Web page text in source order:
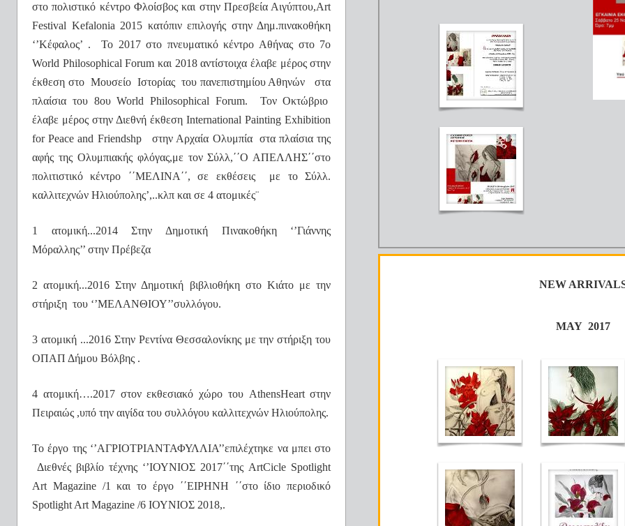
στο πολιστικό κέντρο Φλοίσβος και στην Πρεσβεία Αιγύπτου,Αrt
Festival Kefalonia 2015 κατόπιν επιλογής στην Δημ.πινακοθήκη
‘’Κέφαλος’ .
Το 2017 στο πνευματικό κέντρο Αθήνας στο 7ο
World Philosophical Forum και 2018 αντίστοιχα έλαβε μέρος στην
έκθεση στο Μουσείο Ιστορίας του πανεπιστημίου Αθηνών
στα
πλαίσια του 8ου World Philosophical Forum.
Τον Οκτώβριο
έλαβε μέρος στην Διεθνή έκθεση International Painting Exhibition
for Peace and Friendshp
στην Αρχαία Ολυμπία
στα πλαίσια της
αφής της Ολυμπιακής φλόγας,με τον Σύλλ,΄΄Ο ΑΠΕΛΛΗΣ΄΄στο
πολιτιστικό κέντρο ΄΄ΜΕΛΙΝΑ΄΄, σε εκθέσεις
με το Σύλλ.
καλλιτεχνών Ηλιούπολης’,..κλπ και σε 4 ατομικές¨
1 ατομική...2014 Στην Δημοτική Πινακοθήκη ‘’Γιάννης
Μόραλλης’’ στην Πρέβεζα
2 ατομική...2016 Στην Δημοτική βιβλιοθήκη στο Κιάτο με την
στήριξη του ‘’ΜΕΛΑΝΘΙΟΥ’’συλλόγου.
3 ατομική ...2016 Στην Ρεντίνα Θεσσαλονίκης με την στήριξη του
ΟΠΑΠ Δήμου Βόλβης .
4 ατομική….2017 στον εκθεσιακό χώρο του AthensHeartστην
Πειραιώς ,υπό την αιγίδα του συλλόγου καλλιτεχνών Ηλιούπολης.
Το έργο της ‘’ΑΓΡΙΟΤΡΙΑΝΤΑΦΥΛΛΙΑ’’επιλέχτηκε να μπει στο
Διεθνές βιβλίο τέχνης ‘’ΙΟΥΝΙΟΣ 2017΄΄τηςArtCicle Spotlight
Art Magazine/1 και το έργο ΄΄ΕΙΡΗΝΗ ΄΄στο ίδιο περιοδικό
Spotlight Art Magazine /6 ΙΟΥΝΙΟΣ 2018,.
NEW
MAY 2017